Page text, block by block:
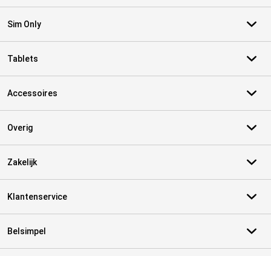
Sim Only
Tablets
Accessoires
Overig
Zakelijk
Klantenservice
Belsimpel